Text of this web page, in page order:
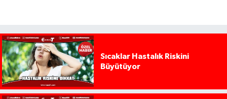
Sıcaklar Hastalık Riskini
Büyütüyor